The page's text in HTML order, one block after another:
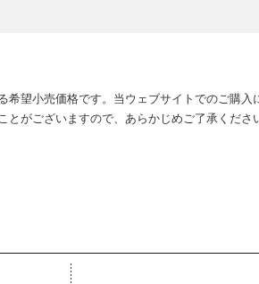
望小売価格です。当ウェブサイトでのご購
がございますので、あらかじめご了承くださ